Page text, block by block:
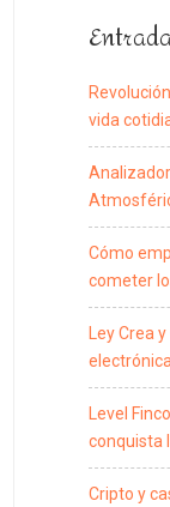
vida
Cómo
cometer
Ley Crea
Level
conquista
Cripto y